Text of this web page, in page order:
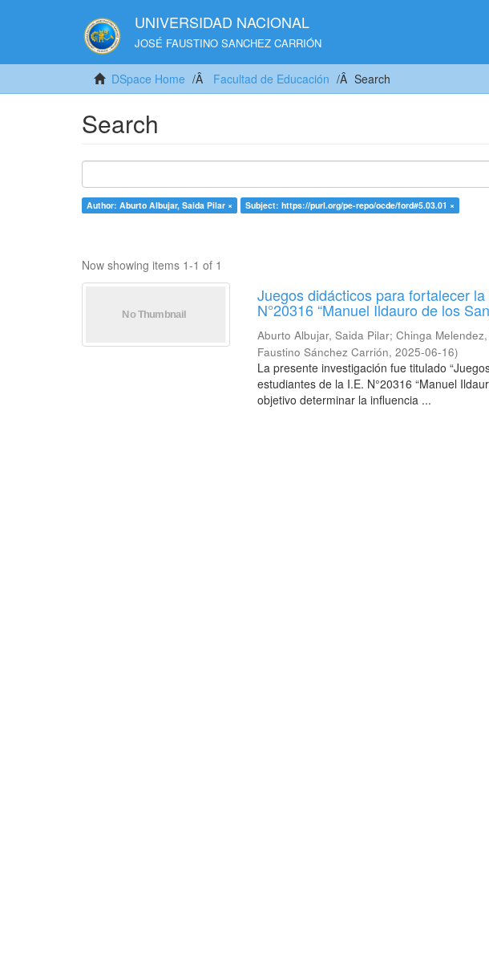
UNIVERSIDAD NACIONAL
JOSÉ FAUSTINO SANCHEZ CARRIÓN
DSpace Home Facultad de Educación Search
Search
Author: Aburto Albujar, Saida Pilar × Subject: https://purl.org/pe-repo/ocde/ford#5.03.01 ×
Now showing items 1-1 of 1
Juegos didácticos para fortalecer
N°20316 “Manuel Ildauro de los
Aburto Albujar, Saida Pilar;Chinga
Faustino Sánchez Carrión,2025-06-16)
La presente investigación fue titulado
estudiantes de la I.E. N°20316 “Manuel
objetivo determinar la influencia ...